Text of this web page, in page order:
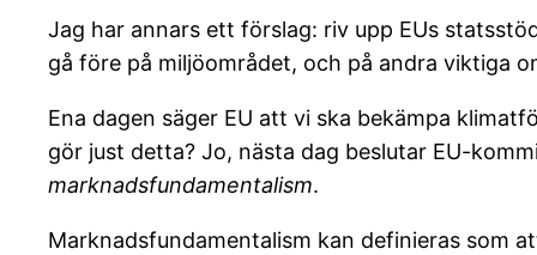
Jag har annars ett förslag: riv upp EUs
gå före på miljöområdet, och på andra viktiga
Ena dagen säger EU att vi ska bekämpa
gör just detta? Jo, nästa dag beslutar EU-
marknadsfundamentalism.
Marknadsfundamentalism kan definieras som